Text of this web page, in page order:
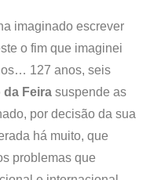
imaginado escrever
o fim que imaginei
127 anos, seis
da Feira suspende as
por decisão da sua
há muito, que
problemas que